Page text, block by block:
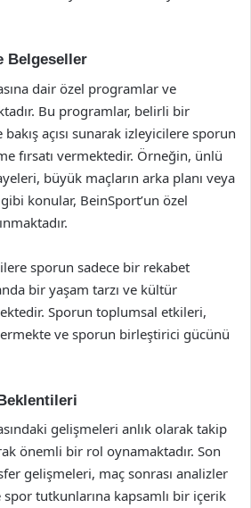
Belgeseller
dair özel programlar ve
Bu programlar, belirli bir
açısı sunarak izleyicilere sporun
fırsatı vermektedir. Örneğin, ünlü
büyük maçların arka planı veya
konular, BeinSport’un özel
sporun sadece bir rekabet
bir yaşam tarzı ve kültür
Sporun toplumsal etkileri,
ve sporun birleştirici gücünü
gelişmeleri anlık olarak takip
önemli bir rol oynamaktadır. Son
gelişmeleri, maç sonrası analizler
tutkunlarına kapsamlı bir içerik